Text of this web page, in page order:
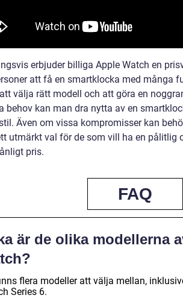
erbjuder billiga Apple Watch en
att få en smartklocka med många
välja rätt modell och att göra en
behov kan man dra nytta av en
Även om vissa kompromisser kan
utmärkt val för de som vill ha en pålitlig
pris.
FAQ
är de olika modellerna
flera modeller att välja mellan,
Series 6.